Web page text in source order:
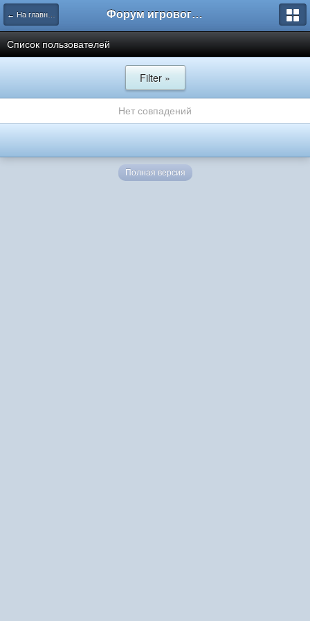
← На главную Форум игрового проекта Riverrise
Список пользователей
Filter »
Нет совпадений
Полная версия